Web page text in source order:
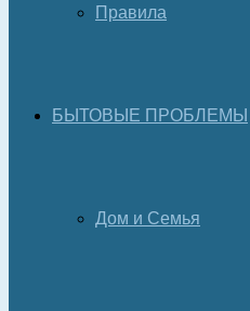
Правила
БЫТОВЫЕ ПРОБЛЕМЫ
Дом и Семья